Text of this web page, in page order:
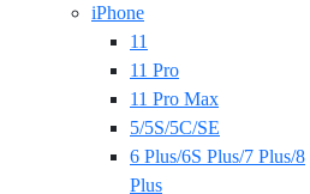
iPhone
11
11 Pro
11 Pro Max
5/5S/5C/SE
6 Plus/6S Plus/7 Plus/8
Plus